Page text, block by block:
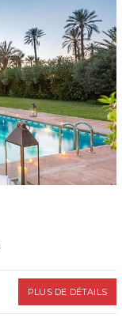
PLUS DE DÉTAILS